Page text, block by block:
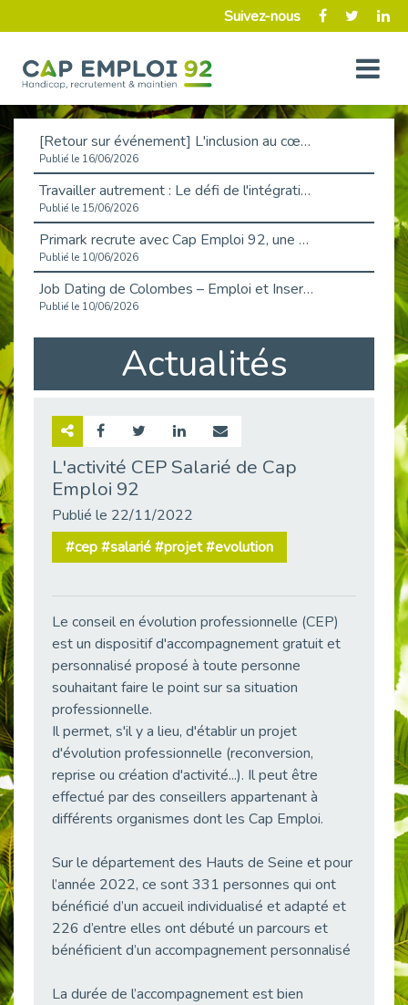
Suivez-nous
[Retour sur événement] L'inclusion au cœur de la Place de l'Emploi à La Défense !
Publié le 16/06/2026
Travailler autrement : Le défi de l'intégration des maladies chroniques en entreprise
Publié le 15/06/2026
Primark recrute avec Cap Emploi 92, une matinée couronnée de succès !
Publié le 10/06/2026
Job Dating de Colombes – Emploi et Insertion
Publié le 10/06/2026
Aborder l'entretien et la situation de handicap en toute confiance
Publié le 09/06/2026
Retour sur l’atelier « Optimiser sa recherche d’emploi »
Publié le 30/05/2026
Handicap et emploi : une matinée pour briser les tabous
Publié le 21/05/2026
Publié le 18/05/2026
Publié le 12/05/2026
CAP EMPLOI 92 : L’inclusion portée à son sommet, bien au-delà des quotas
Publié le 12/05/2026
Le taux d’emploi direct dans la fonction publique dépasse 6 % en 2025
Publié le 04/05/2026
L'alternance : un tremplin vers l'emploi aussi pour les personnes en situation de handicap
Publié le 01/05/2026
Publié le 30/04/2026
Actualités
L'activité CEP Salarié de Cap
Emploi 92
Publié le 22/11/2022
#cep #salarié #projet #evolution
Le conseil en évolution professionnelle (CEP)
est un dispositif d'accompagnement gratuit et
personnalisé proposé à toute personne
souhaitant faire le point sur sa situation
professionnelle.
Il permet, s'il y a lieu, d'établir un projet
d'évolution professionnelle (reconversion,
reprise ou création d'activité...). Il peut être
effectué par des conseillers appartenant à
différents organismes dont les Cap Emploi.
Sur le département des Hauts de Seine et pour
l’année 2022, ce sont 331 personnes qui ont
bénéficié d’un accueil individualisé et adapté et
226 d’entre elles ont débuté un parcours et
bénéficient d’un accompagnement personnalisé
La durée de l’accompagnement est bien